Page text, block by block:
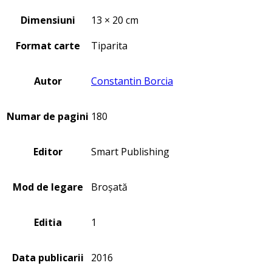
Dimensiuni
13 × 20 cm
Format carte
Tiparita
Autor Constantin Borcia
Numar de pagini 180
Editor Smart Publishing
Mod de legare Broșată
Editia 1
Data publicarii 2016